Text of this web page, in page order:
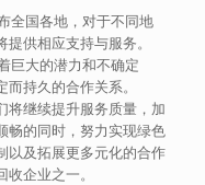
全国各地，对于不同地
供相应支持与服务。
巨大的潜力和不确定
持久的合作关系。
将继续提升服务质量，加
畅的同时，努力实现绿色
以及拓展更多元化的合作
企业之一。